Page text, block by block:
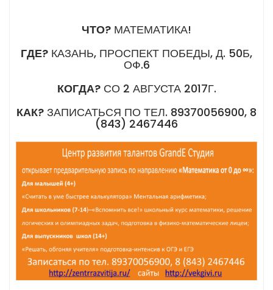
ЧТО? МАТЕМАТИКА!
ГДЕ? КАЗАНЬ, ПРОСПЕКТ ПОБЕДЫ, Д. 50Б,
ОФ.6
КОГДА?СО 2 АВГУСТА 2017Г.
КАК? ЗАПИСАТЬСЯ ПО ТЕЛ. 89370056900, 8
(843) 2467446